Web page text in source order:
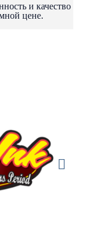
и качество
цене.